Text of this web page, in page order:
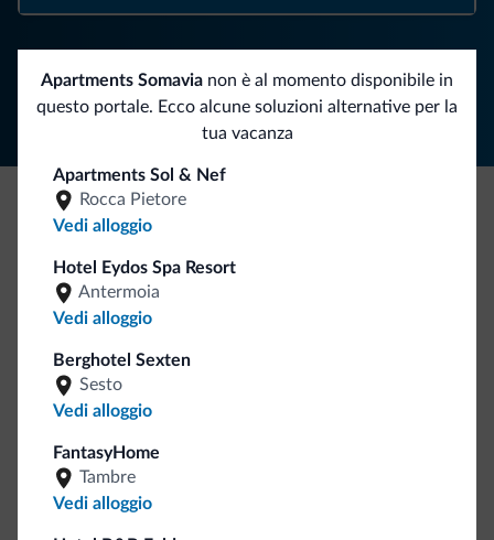
Apartments Somavia non è al momento disponibile in
questo portale. Ecco alcune soluzioni alternative per la
tua vacanza
Apartments Sol & Nef
Rocca Pietore
Vedi alloggio
Hotel Eydos Spa Resort
Antermoia
Vedi alloggio
Berghotel Sexten
Sesto
Vedi alloggio
FantasyHome
Tambre
Vedi alloggio
Segui Dolomiti.it
Be Original, scopri la nuova collezione
Ce l'avete chiesto in tanti. Ecco la nuova collezione firmata
Dolomiti.it!